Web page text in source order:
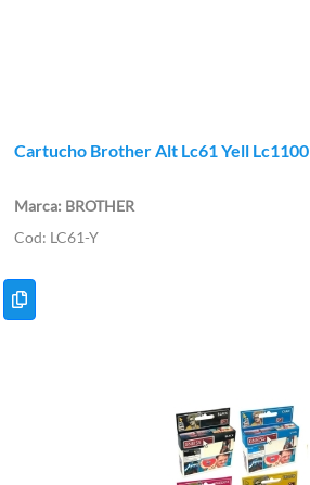
Cartucho Brother Alt Lc61 Yell Lc1100
BROTHER
LC61-Y